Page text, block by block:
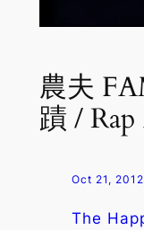
農夫
蹟 /
Oct 21, 2012
The